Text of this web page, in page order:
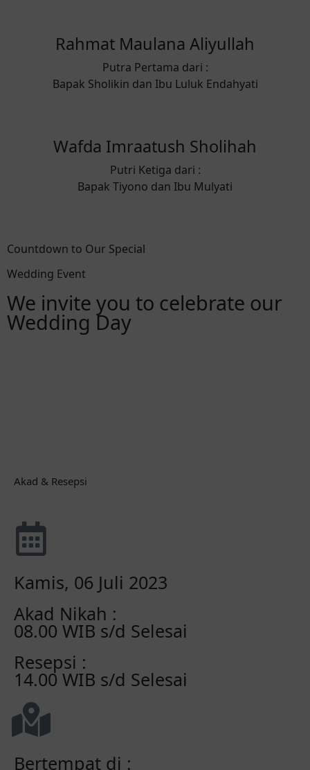
Rahmat Maulana Aliyullah
Putra Pertama dari :
Bapak Sholikin dan Ibu Luluk Endahyati
Wafda Imraatush Sholihah
Putri Ketiga dari :
Bapak Tiyono dan Ibu Mulyati
Countdown to Our Special
Wedding Event
We invite you to celebrate our
Wedding Day
Akad & Resepsi
Kamis, 06 Juli 2023
Akad Nikah :
08.00 WIB s/d Selesai
Resepsi :
14.00 WIB s/d Selesai
Bertempat di :